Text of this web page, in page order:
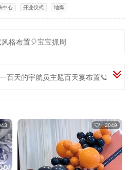
中心 开业仪式 地爆
格布置🎈宝宝抓周
百天的宇航员主题百天宴布置🪐
2049